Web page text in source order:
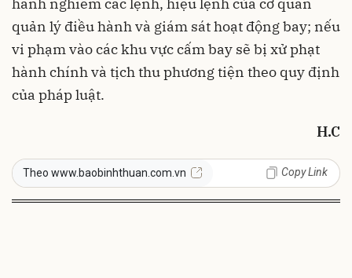
quản lý điều hành và giám sát hoạt động bay; nếu
vi phạm vào các khu vực cấm bay sẽ bị xử phạt
hành chính và tịch thu phương tiện theo quy định
của pháp luật.
H.C
Theo www.baobinhthuan.com.vn Copy Link